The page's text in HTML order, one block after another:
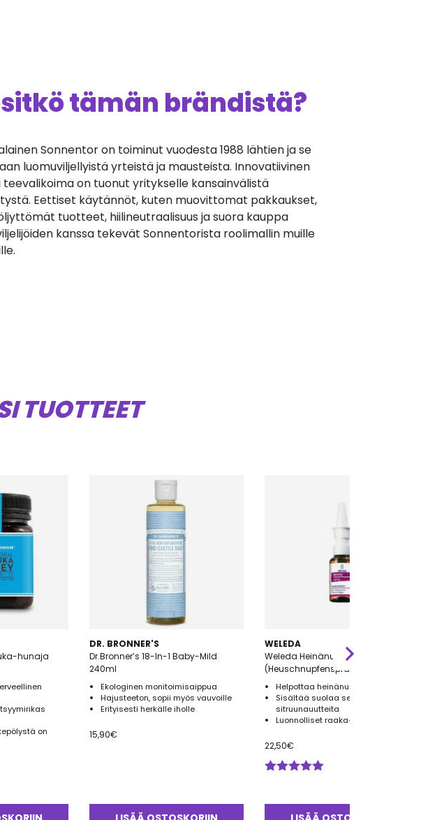
tämän brändistä?
Sonnentor on toiminut vuodesta 1988 lähtien ja se
luomuviljellyistä yrteistä ja mausteista. Innovatiivinen
on tuonut yritykselle kansainvälistä
Eettiset käytännöt, kuten muovittomat pakkaukset,
tuotteet, hiilineutraalisuus ja suora kauppa
kanssa tekevät Sonnentorista roolimallin muille
TUOTTEET
hunaja
on
DR. BRONNER'S
Dr.Bronner’s 18-In-1 Baby-Mild
240ml
Ekologinen monitoimisaippua
Hajusteeton, sopii myös vauvoille
Erityisesti herkälle iholle
15,90€
WELEDA
Weleda Heinänuhaspray
(Heuschnupfenspray) 20ml
Helpottaa heinänuhan oireita
Sisältää suolaa sekä kvitteni- ja
sitruunauutteita
Luonnolliset raaka-aineet
22,50€
5.00/ 5